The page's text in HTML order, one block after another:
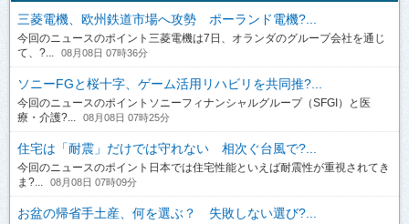
三菱電機、欧州鉄道市場へ攻勢 ポーランド電機?...
今回のニュースのポイント三菱電機は7日、オランダのグループ会社を通じ
て、?...
08月08日 07時36分
ソニーFGと桜十字、ゲーム活用リハビリを共同推?...
今回のニュースのポイントソニーフィナンシャルグループ（SFGI）と医
療・介護?...
08月08日 07時25分
住宅は「耐震」だけでは守れない 相次ぐ台風で?...
今回のニュースのポイント日本では住宅性能といえば耐震性が重視されてき
ま?...
08月08日 07時09分
お盆の帰省手土産、何を選ぶ？ 失敗しない選び?...